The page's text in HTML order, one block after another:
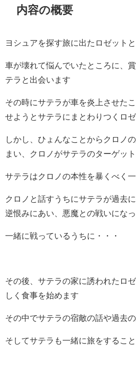
内容の概要
ヨシュアを探す旅に出たロゼット
車が壊れて悩んでいたところに、
テラと出会います
その時にサテラが車を炎上させた
せようとサテラにまとわりつくロゼ
しかし、ひょんなことからクロノ
まい、クロノがサテラのターゲッ
サテラはクロノの本性を暴くべく
クロノと話すうちにサテラが過去
逆恨みにあい、悪魔との戦いにな
一緒に戦っているうちに・・・
その後、サテラの家に誘われたロ
しく食事を始めます
その中でサテラの宿敵の話や過去
そしてサテラも一緒に旅をするこ